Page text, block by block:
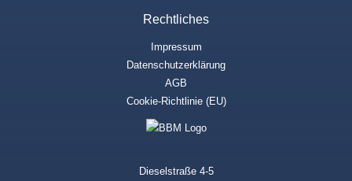
Rechtliches
Impressum
Datenschutzerklärung
AGB
Cookie-Richtlinie (EU)
Dieselstraße 4-5